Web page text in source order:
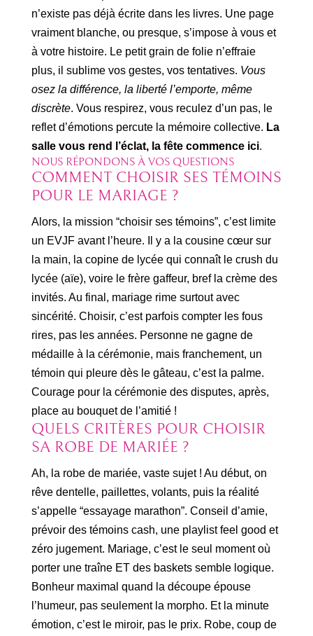
n’existe pas déjà écrite dans les livres. Une page
vraiment blanche, ou presque, s’impose à vous et
à votre histoire. Le petit grain de folie n’effraie
plus, il sublime vos gestes, vos tentatives. Vous
osez la différence, la liberté l’emporte, même
discrète. Vous respirez, vous reculez d’un pas, le
reflet d’émotions percute la mémoire collective. La
salle vous rend l’éclat, la fête commence ici.
NOUS RÉPONDONS À VOS QUESTIONS
COMMENT CHOISIR SES TÉMOINS
POUR LE MARIAGE ?
Alors, la mission “choisir ses témoins”, c’est limite
un EVJF avant l’heure. Il y a la cousine cœur sur
la main, la copine de lycée qui connaît le crush du
lycée (aïe), voire le frère gaffeur, bref la crème des
invités. Au final, mariage rime surtout avec
sincérité. Choisir, c’est parfois compter les fous
rires, pas les années. Personne ne gagne de
médaille à la cérémonie, mais franchement, un
témoin qui pleure dès le gâteau, c’est la palme.
Courage pour la cérémonie des disputes, après,
place au bouquet de l’amitié !
QUELS CRITÈRES POUR CHOISIR
SA ROBE DE MARIÉE ?
Ah, la robe de mariée, vaste sujet ! Au début, on
rêve dentelle, paillettes, volants, puis la réalité
s’appelle “essayage marathon”. Conseil d’amie,
prévoir des témoins cash, une playlist feel good et
zéro jugement. Mariage, c’est le seul moment où
porter une traîne ET des baskets semble logique.
Bonheur maximal quand la découpe épouse
l’humeur, pas seulement la morpho. Et la minute
émotion, c’est le miroir, pas le prix. Robe, coup de